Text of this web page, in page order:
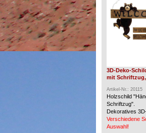
3D-Deko-
mit Schriftzug,
Artikel-Nr.: 20115
Holzschild
Schriftzug".
Dekoratives
Verschiedene
Auswahl!